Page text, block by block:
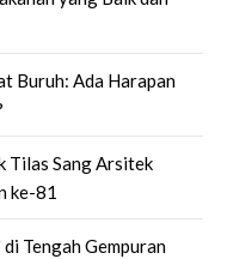
Buruh: Ada Harapan
Tilas Sang Arsitek
ke-81
Tengah Gempuran